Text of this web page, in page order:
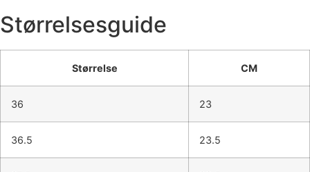
Størrelsesguide
Størrelse CM
36 23
36.5 23.5